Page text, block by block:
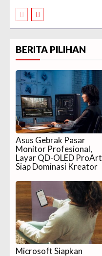
BERITA PILIHAN
Asus Gebrak Pasar
Monitor Profesional,
Layar QD-OLED ProArt
Siap Dominasi Kreator
Microsoft Siapkan